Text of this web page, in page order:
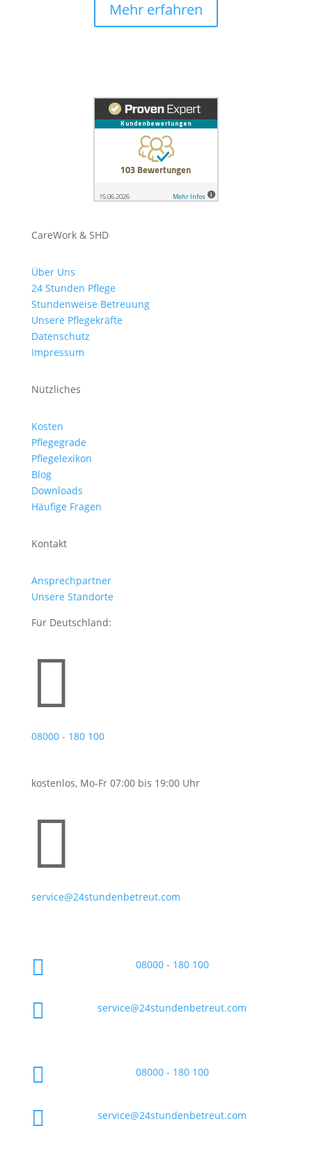
Mehr erfahren
CareWork & SHD
Über Uns
24 Stunden Pflege
Stundenweise Betreuung
Unsere Pflegekräfte
Datenschutz
Impressum
Nützliches
Kosten
Pflegegrade
Pflegelexikon
Blog
Downloads
Häufige Fragen
Kontakt
Ansprechpartner
Unsere Standorte
Für Deutschland:

08000 - 180 100
kostenlos, Mo-Fr 07:00 bis 19:00 Uhr

service@24stundenbetreut.com
 08000 - 180 100
 service@24stundenbetreut.com
 08000 - 180 100
 service@24stundenbetreut.com